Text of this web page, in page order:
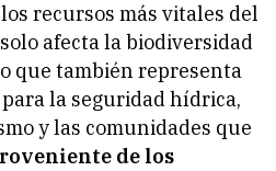
recursos más vitales del
afecta la biodiversidad
que también representa
la seguridad hídrica,
y las comunidades que
de los